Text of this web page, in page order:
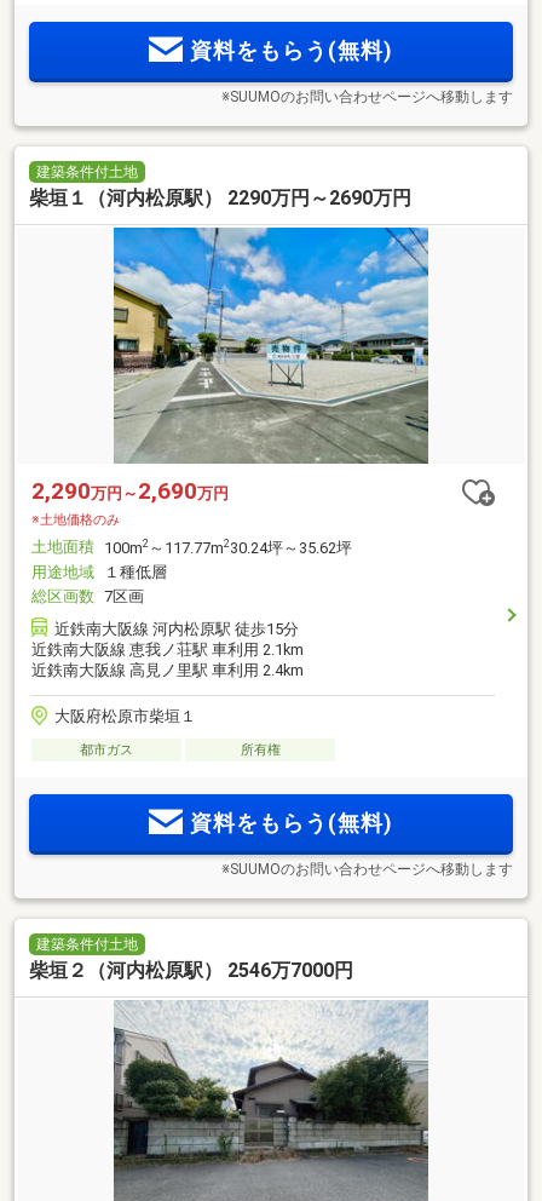
資料をもらう(無料)
※SUUMOのお問い合わせページへ移動します
建築条件付土地
柴垣１（河内松原駅） 2290万円～2690万円
2,290万円～ 2,690万円
※土地価格のみ
土地面積 100m2 ～117.77m2 30.24坪～35.62坪
用途地域
１種低層
総区画数 7区画
近鉄南大阪線 河内松原駅 徒歩15分
近鉄南大阪線 恵我ノ荘駅 車利用 2.1km
近鉄南大阪線 高見ノ里駅 車利用 2.4km
大阪府松原市柴垣１
都市ガス 所有権
資料をもらう(無料)
※SUUMOのお問い合わせページへ移動します
建築条件付土地
柴垣２（河内松原駅） 2546万7000円